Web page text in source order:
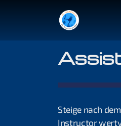
Steige nach
Instructor